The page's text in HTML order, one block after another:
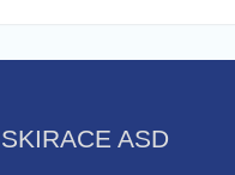
SKIRACE ASD